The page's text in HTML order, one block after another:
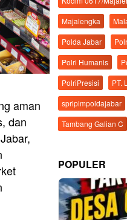
aman
dan
Majalengka
Polda Jabar
Polri Humanis
PolriPresisi
PT.
spripimpoldajabar
Tambang Galian C
POPULER